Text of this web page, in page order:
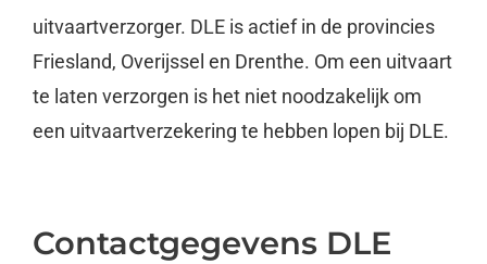
uitvaartverzorger. DLE is actief in de provincies
Friesland, Overijssel en Drenthe. Om een uitvaart
te laten verzorgen is het niet noodzakelijk om
een uitvaartverzekering te hebben lopen bij DLE.
Contactgegevens DLE